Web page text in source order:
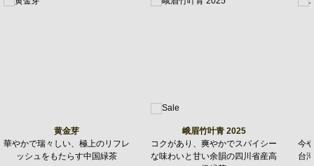
黄金芽
華やかで瑞々しい、極上のリフレ
ッシュをもたらす中国緑茶
峨眉竹叶青 2025
コクがあり、爽やかでスパイシー
な味わいと甘い余韻の四川省産高
今
台